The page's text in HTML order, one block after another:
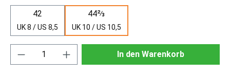
42
UK 8 / US 8,5
44⅔
UK 10 / US 10,5
Produkt Anzahl: Gib den gewünschten
In den Warenkorb